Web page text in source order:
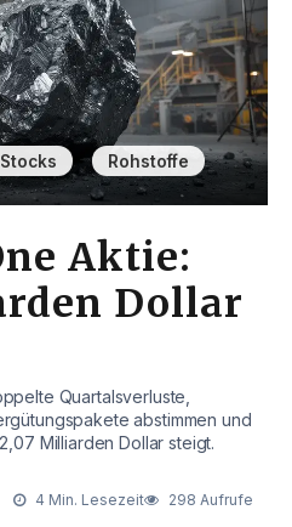
, Rohstoffe
Aktie:
Dollar
Quartalsverluste,
abstimmen und
Milliarden Dollar steigt.
4 Min. Lesezeit 298 Aufrufe